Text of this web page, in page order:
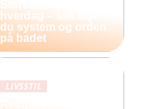
hverdag – slik lager
du system og orden
på badet
LIVSSTIL